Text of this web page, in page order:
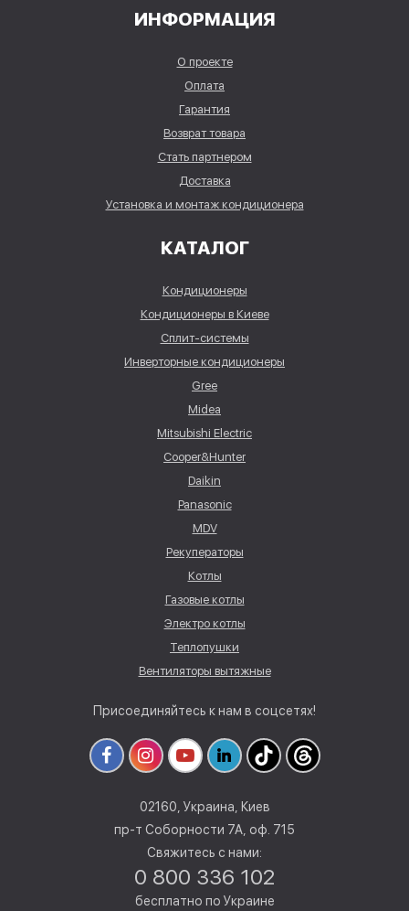
ИНФОРМАЦИЯ
О проекте
Оплата
Гарантия
Возврат товара
Стать партнером
Доставка
Установка и монтаж кондиционера
КАТАЛОГ
Кондиционеры
Кондиционеры в Киеве
Сплит-системы
Инверторные кондиционеры
Gree
Midea
Mitsubishi Electric
Cooper&Hunter
Daikin
Panasonic
MDV
Рекуператоры
Котлы
Газовые котлы
Электро котлы
Теплопушки
Вентиляторы вытяжные
Присоединяйтесь к нам в соцсетях!
02160, Украина, Киев
пр-т Соборности 7А, оф. 715
Свяжитесь с нами:
0 800 336 102
бесплатно по Украине